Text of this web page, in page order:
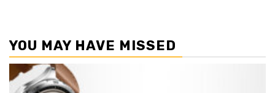
YOU MAY HAVE MISSED